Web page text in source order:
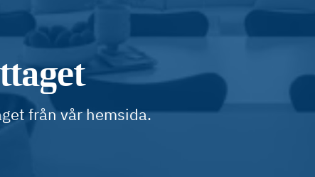
från vår hemsida.